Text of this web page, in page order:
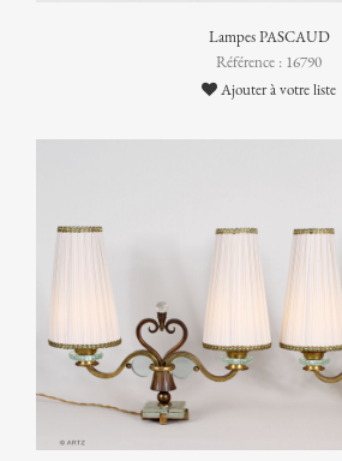
Lampes PASCAUD
Référence : 16790
Ajouter à votre liste